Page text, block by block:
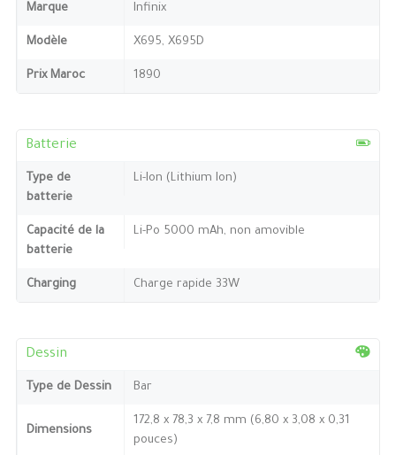
Marque Infinix
Modèle X695, X695D
Prix Maroc 1890
Batterie
Type de
batterie
Li-Ion (Lithium Ion)
Capacité de la
batterie
Li-Po 5000 mAh, non amovible
Charging Charge rapide 33W
Dessin
Type de Dessin Bar
Dimensions
172,8 x 78,3 x 7,8 mm (6,80 x 3,08 x 0,31
pouces)